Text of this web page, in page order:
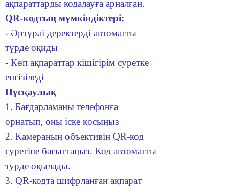
ақпараттарды кодалауға арналған.
QR-кодтың мүмкіндіктері:
- Əртүрлі деректерді автоматты
түрде оқиды
- Көп ақпараттар кішігірім суретке
енгізіледі
Нұсқаулық
1. Бағдарламаны телефонға
орнатып, оны іске қосыңыз
2. Камераның объективін QR-код
суретіне бағыттаңыз. Код автоматты
турде оқылады.
3. QR-кодта шифрланған ақпарат